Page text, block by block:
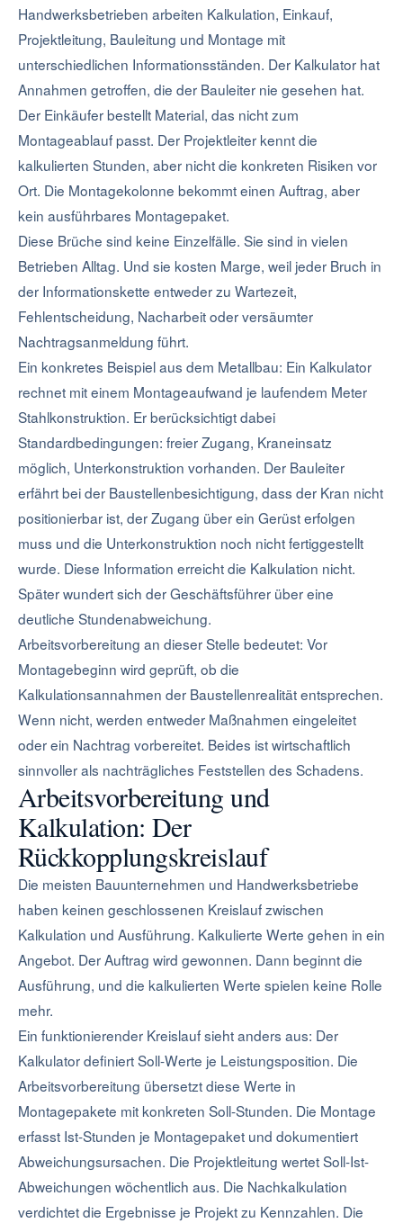
Handwerksbetrieben arbeiten Kalkulation, Einkauf,
Projektleitung, Bauleitung und Montage mit
unterschiedlichen Informationsständen. Der Kalkulator hat
Annahmen getroffen, die der Bauleiter nie gesehen hat.
Der Einkäufer bestellt Material, das nicht zum
Montageablauf passt. Der Projektleiter kennt die
kalkulierten Stunden, aber nicht die konkreten Risiken vor
Ort. Die Montagekolonne bekommt einen Auftrag, aber
kein ausführbares Montagepaket.
Diese Brüche sind keine Einzelfälle. Sie sind in vielen
Betrieben Alltag. Und sie kosten Marge, weil jeder Bruch in
der Informationskette entweder zu Wartezeit,
Fehlentscheidung, Nacharbeit oder versäumter
Nachtragsanmeldung führt.
Ein konkretes Beispiel aus dem Metallbau: Ein Kalkulator
rechnet mit einem Montageaufwand je laufendem Meter
Stahlkonstruktion. Er berücksichtigt dabei
Standardbedingungen: freier Zugang, Kraneinsatz
möglich, Unterkonstruktion vorhanden. Der Bauleiter
erfährt bei der Baustellenbesichtigung, dass der Kran nicht
positionierbar ist, der Zugang über ein Gerüst erfolgen
muss und die Unterkonstruktion noch nicht fertiggestellt
wurde. Diese Information erreicht die Kalkulation nicht.
Später wundert sich der Geschäftsführer über eine
deutliche Stundenabweichung.
Arbeitsvorbereitung an dieser Stelle bedeutet: Vor
Montagebeginn wird geprüft, ob die
Kalkulationsannahmen der Baustellenrealität entsprechen.
Wenn nicht, werden entweder Maßnahmen eingeleitet
oder ein Nachtrag vorbereitet. Beides ist wirtschaftlich
sinnvoller als nachträgliches Feststellen des Schadens.
Arbeitsvorbereitung und
Kalkulation: Der
Rückkopplungskreislauf
Die meisten Bauunternehmen und Handwerksbetriebe
haben keinen geschlossenen Kreislauf zwischen
Kalkulation und Ausführung. Kalkulierte Werte gehen in ein
Angebot. Der Auftrag wird gewonnen. Dann beginnt die
Ausführung, und die kalkulierten Werte spielen keine Rolle
mehr.
Ein funktionierender Kreislauf sieht anders aus: Der
Kalkulator definiert Soll-Werte je Leistungsposition. Die
Arbeitsvorbereitung übersetzt diese Werte in
Montagepakete mit konkreten Soll-Stunden. Die Montage
erfasst Ist-Stunden je Montagepaket und dokumentiert
Abweichungsursachen. Die Projektleitung wertet Soll-Ist-
Abweichungen wöchentlich aus. Die Nachkalkulation
verdichtet die Ergebnisse je Projekt zu Kennzahlen. Die